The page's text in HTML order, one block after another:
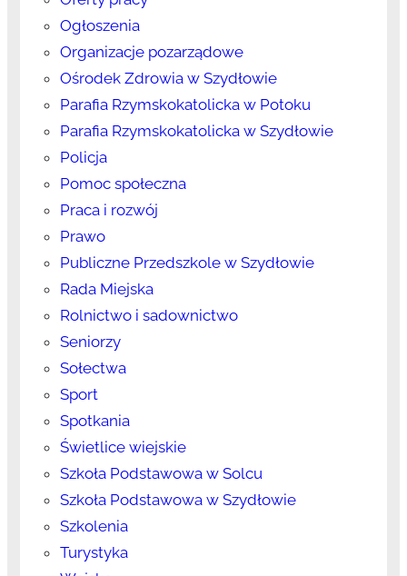
Ogłoszenia
Organizacje pozarządowe
Ośrodek Zdrowia w Szydłowie
Parafia Rzymskokatolicka w Potoku
Parafia Rzymskokatolicka w Szydłowie
Policja
Pomoc społeczna
Praca i rozwój
Prawo
Publiczne Przedszkole w Szydłowie
Rada Miejska
Rolnictwo i sadownictwo
Seniorzy
Sołectwa
Sport
Spotkania
Świetlice wiejskie
Szkoła Podstawowa w Solcu
Szkoła Podstawowa w Szydłowie
Szkolenia
Turystyka